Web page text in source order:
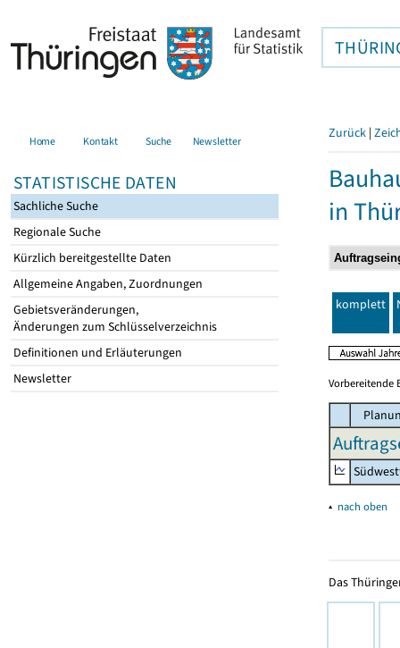
Home Kontakt Suche Newsletter
STATISTISCHE DATEN
Sachliche Suche
Regionale Suche
Kürzlich bereitgestellte Daten
Allgemeine Angaben, Zuordnungen
Gebietsveränderungen,
Änderungen zum Schlüsselverzeichnis
Definitionen und Erläuterungen
Newsletter
Zurück |
in
komplett
Vorbereitende
▴ nach oben
Das